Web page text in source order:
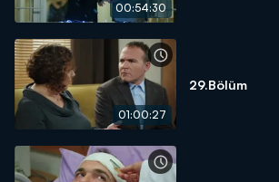
00:54:30
01:00:27
29.Bölüm